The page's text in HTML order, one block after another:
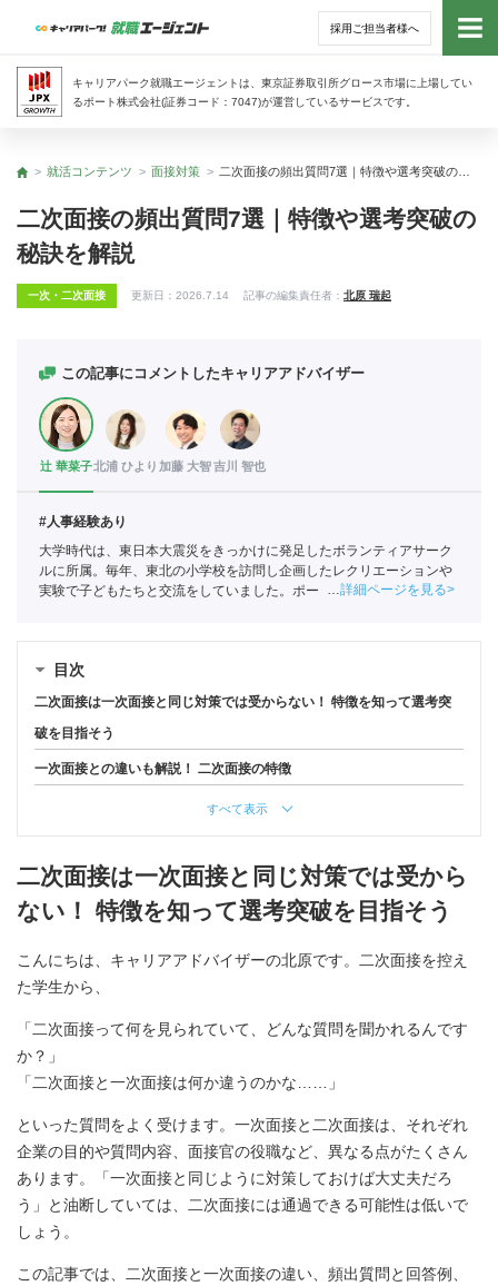
採用ご担当者様へ
キャリアパーク就職エージェントは、東京証券取引所グロース市場に上場してい
るポート株式会社(証券コード：7047)が運営しているサービスです。
トッ
トップ
就活コンテンツ 面接対策
二次面接の頻出質問7選｜特徴や選考突破の
秘訣を解説
一次・二次面接 更新日： 2026.7.14 記事の編集責任者： 北原 瑞起
この記事にコメントしたキャリアアドバイザー
辻 華菜子北浦 ひより 加藤 大智吉川 智也
#人事経験あり
大学時代は、東日本大震災をきっかけに発足したボランティアサーク
ルに所属。毎年、東北の小学校を訪問し企画したレクリエーションや
実験で子どもたちと交流をしていました。ポートに新卒入社。悔いが
詳細ページを見る
目次
二次面接は一次面接と同じ対策では受からない！ 特徴を知って選考突
破を目指そう
一次面接との違いも解説！ 二次面接の特徴
すべて表示
二次面接は一次面接と同じ対策では受から
ない！ 特徴を知って選考突破を目指そう
こんにちは、キャリアアドバイザーの北原です。二次面接を控え
た学生から、
「二次面接って何を見られていて、どんな質問を聞かれるんです
か？」
「二次面接と一次面接は何か違うのかな……」
といった質問をよく受けます。一次面接と二次面接は、それぞれ
企業の目的や質問内容、面接官の役職など、異なる点がたくさん
あります。「一次面接と同じように対策しておけば大丈夫だろ
う」と油断していては、二次面接には通過できる可能性は低いで
しょう。
この記事では、二次面接と一次面接の違い、頻出質問と回答例、